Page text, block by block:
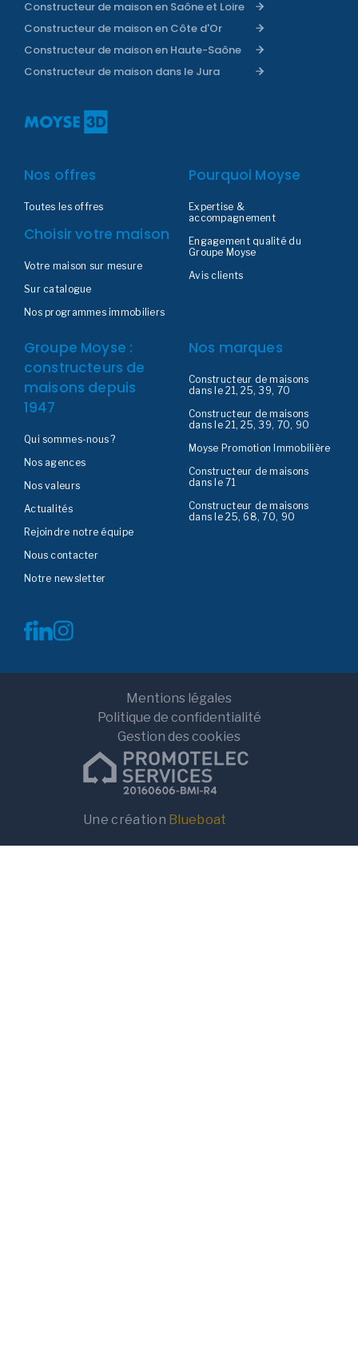
Constructeur de maison en Saône et Loire
Constructeur de maison en Côte d'Or
Constructeur de maison en Haute-Saône
Constructeur de maison dans le Jura
Nos offres
Toutes les offres
Choisir votre maison
Votre maison sur mesure
Sur catalogue
Nos programmes immobiliers
Pourquoi Moyse
Expertise &
accompagnement
Engagement qualité du
Groupe Moyse
Avis clients
Groupe Moyse :
constructeurs de
maisons depuis
1947
Qui sommes-nous ?
Nos agences
Nos valeurs
Actualités
Rejoindre notre équipe
Nous contacter
Notre newsletter
Nos marques
Constructeur de maisons
dans le 21, 25, 39, 70
Constructeur de maisons
dans le 21, 25, 39, 70, 90
Moyse Promotion Immobilière
Constructeur de maisons
dans le 71
Constructeur de maisons
dans le 25, 68, 70, 90
Mentions légales
Politique de confidentialité
Gestion des cookies
Une création Blueboat